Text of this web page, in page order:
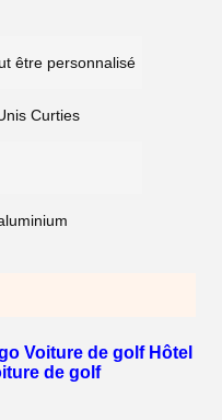
être personnalisé
Curties
Voiture de golf Hôtel
de golf